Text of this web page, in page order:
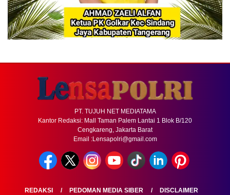
PT. TUJUH NET MEDIATAMA
Kantor Redaksi: Mall Taman Palem Lantai 1 Blok B/120
Cengkareng, Jakarta Barat
Email :Lensapolri@gmail.com
REDAKSI PEDOMAN MEDIA SIBER DISCLAIMER